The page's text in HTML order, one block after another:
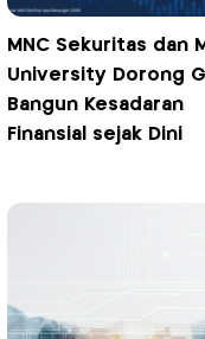
MNC Sekuritas dan
University Dorong
Bangun Kesadaran
Finansial sejak Dini